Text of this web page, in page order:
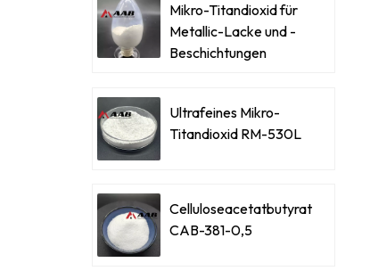
Mikro-Titandioxid für
Metallic-Lacke und -
Beschichtungen
Ultrafeines Mikro-
Titandioxid RM-530L
Celluloseacetatbutyrat
CAB-381-0,5